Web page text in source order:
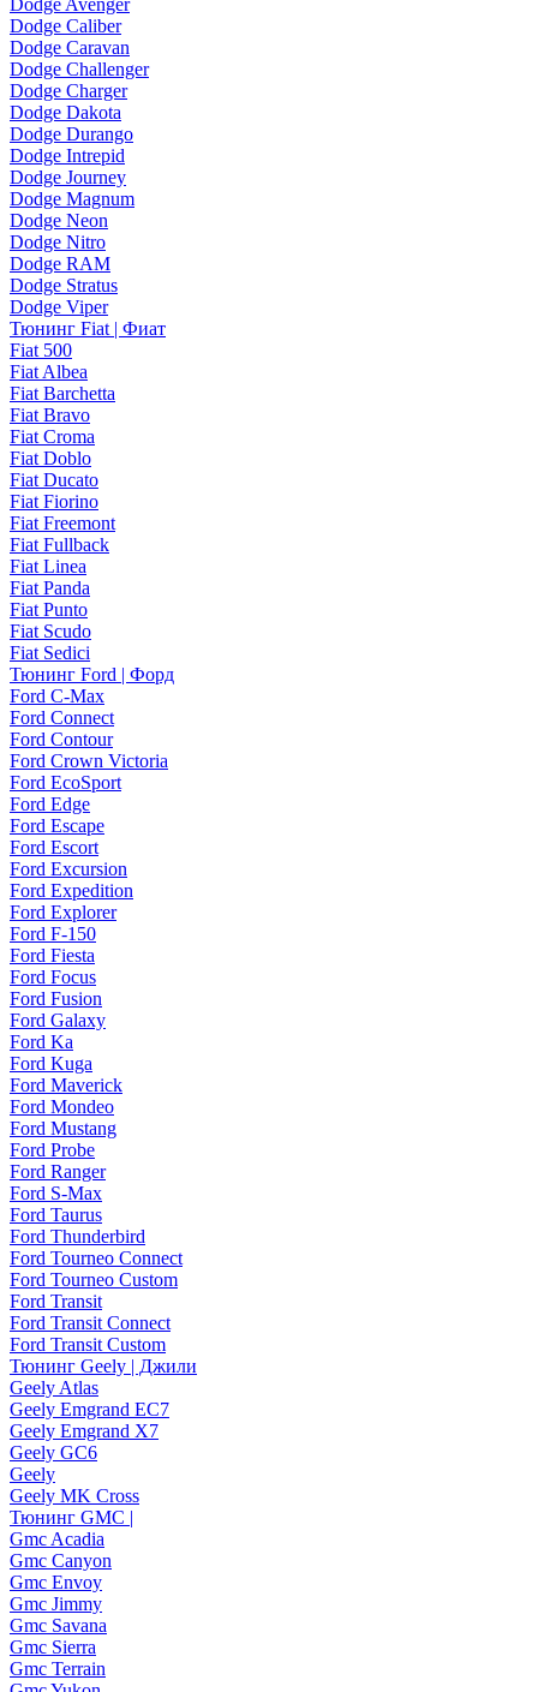
Dodge Avenger
Dodge Caliber
Dodge Caravan
Dodge Challenger
Dodge Charger
Dodge Dakota
Dodge Durango
Dodge Intrepid
Dodge Journey
Dodge Magnum
Dodge Neon
Dodge Nitro
Dodge RAM
Dodge Stratus
Dodge Viper
Тюнинг Fiat | Фиат
Fiat 500
Fiat Albea
Fiat Barchetta
Fiat Bravo
Fiat Croma
Fiat Doblo
Fiat Ducato
Fiat Fiorino
Fiat Freemont
Fiat Fullback
Fiat Linea
Fiat Panda
Fiat Punto
Fiat Scudo
Fiat Sedici
Тюнинг Ford | Форд
Ford C-Max
Ford Connect
Ford Contour
Ford Crown Victoria
Ford EcoSport
Ford Edge
Ford Escape
Ford Escort
Ford Excursion
Ford Expedition
Ford Explorer
Ford F-150
Ford Fiesta
Ford Focus
Ford Fusion
Ford Galaxy
Ford Ka
Ford Kuga
Ford Maverick
Ford Mondeo
Ford Mustang
Ford Probe
Ford Ranger
Ford S-Max
Ford Taurus
Ford Thunderbird
Ford Tourneo Connect
Ford Tourneo Custom
Ford Transit
Ford Transit Connect
Ford Transit Custom
Тюнинг Geely | Джили
Geely Atlas
Geely Emgrand EC7
Geely Emgrand X7
Geely GC6
Geely
Geely MK Cross
Тюнинг GMC |
Gmc Acadia
Gmc Canyon
Gmc Envoy
Gmc Jimmy
Gmc Savana
Gmc Sierra
Gmc Terrain